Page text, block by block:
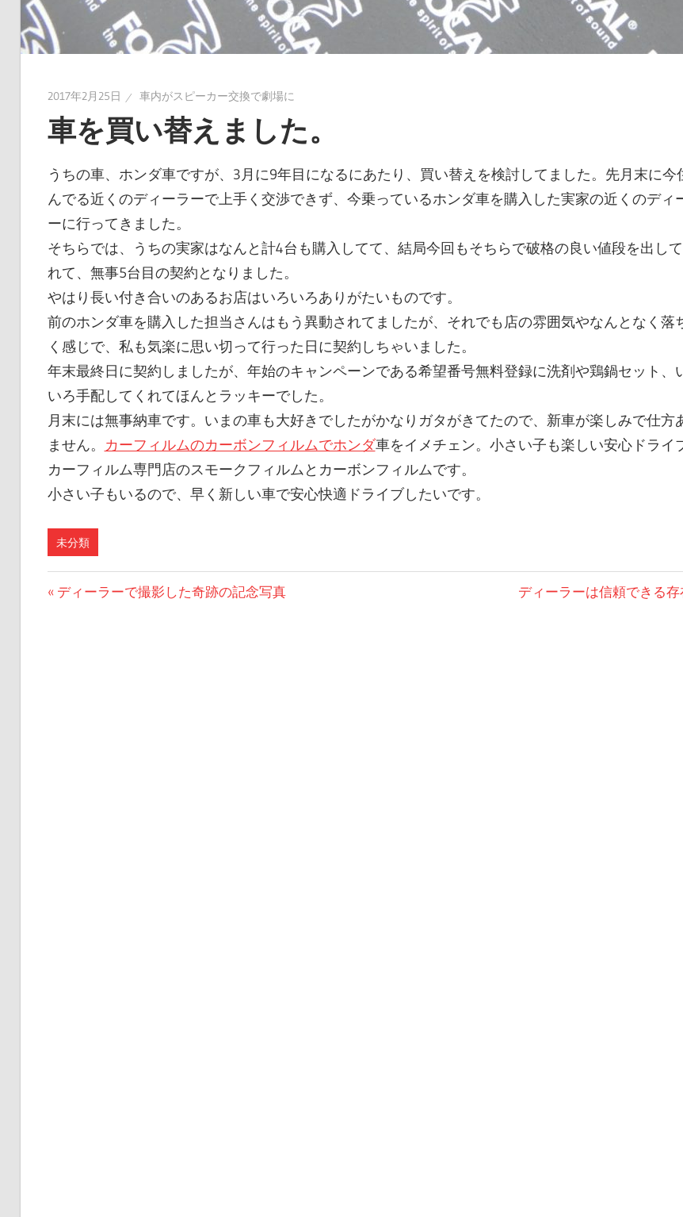
2017年2月25日 車内がスピーカー交換で劇場に
車を買い替えました。
うちの車、ホンダ車ですが、3月に9年目になるにあたり、買い替えを検討してました。先月末に今
んでる近くのディーラーで上手く交渉できず、今乗っているホンダ車を購入した実家の近くのディ
ーに行ってきました。
そちらでは、うちの実家はなんと計4台も購入してて、結局今回もそちらで破格の良い値段を出して
れて、無事5台目の契約となりました。
やはり長い付き合いのあるお店はいろいろありがたいものです。
前のホンダ車を購入した担当さんはもう異動されてましたが、それでも店の雰囲気やなんとなく落
く感じで、私も気楽に思い切って行った日に契約しちゃいました。
年末最終日に契約しましたが、年始のキャンペーンである希望番号無料登録に洗剤や鶏鍋セット、
いろ手配してくれてほんとラッキーでした。
月末には無事納車です。いまの車も大好きでしたがかなりガタがきてたので、新車が楽しみで仕方
ません。
カーフィルムのカーボンフィルムでホンダ車をイメチェン。小さい子も楽しい安心ドライ
カーフィルム専門店のスモークフィルムとカーボンフィルムです。
小さい子もいるので、早く新しい車で安心快適ドライブしたいです。
未分類
前
ディーラーで撮影した奇跡の記念写真
次
ディーラーは信頼できる存